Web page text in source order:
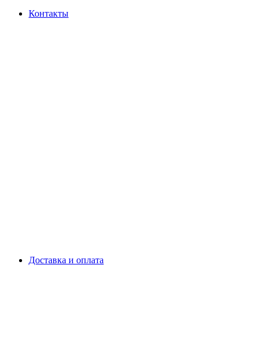
Контакты
Доставка и оплата